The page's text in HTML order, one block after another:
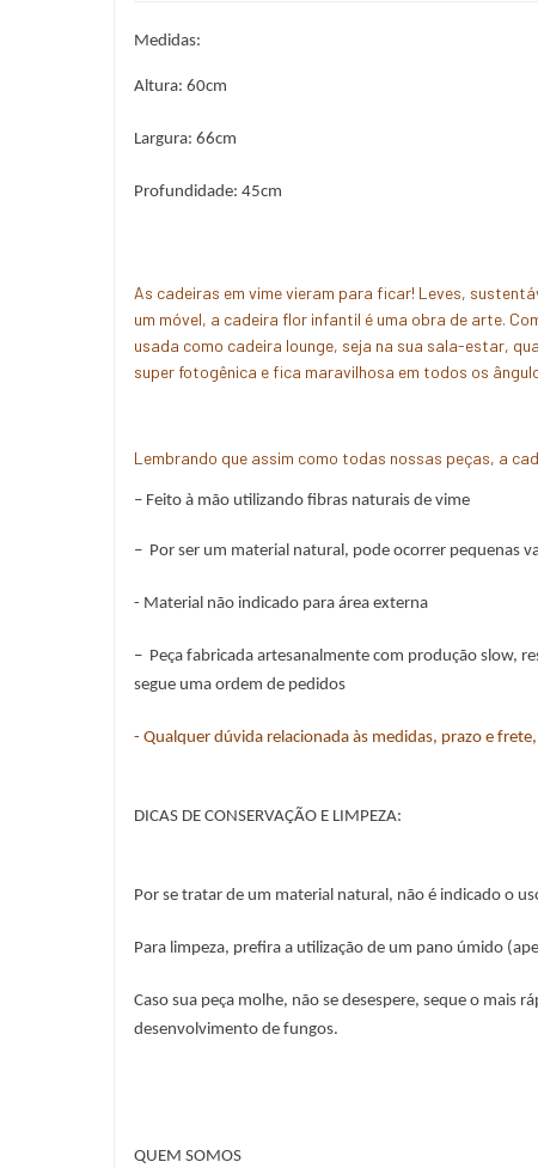
Medidas:
Altura: 60cm
Largura: 66cm
Profundidade: 45cm
As cadeiras em vime vieram para ficar! Leves,
um móvel, a cadeira flor infantil é uma obra de arte.
usada como cadeira lounge, seja na sua sala-estar,
super fotogênica e fica maravilhosa em todos os
Lembrando que assim como todas nossas peças, a
– Feito à mão utilizando fibras naturais de vime
–  Por ser um material natural, pode ocorrer pequenas
- Material não indicado para área externa
–  Peça fabricada artesanalmente com produção slow,
segue uma ordem de pedidos
- Qualquer dúvida relacionada às medidas, prazo e
DICAS DE CONSERVAÇÃO E LIMPEZA:
Por se tratar de um material natural, não é indicado o
Para limpeza, prefira a utilização de um pano úmido
Caso sua peça molhe, não se desespere, seque o mais
desenvolvimento de fungos.
QUEM SOMOS